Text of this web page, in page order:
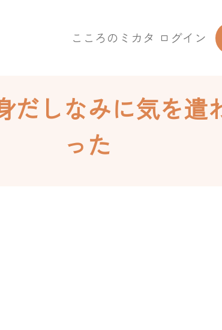
こころのミカタ ログイン
だしなみに気を遣
った